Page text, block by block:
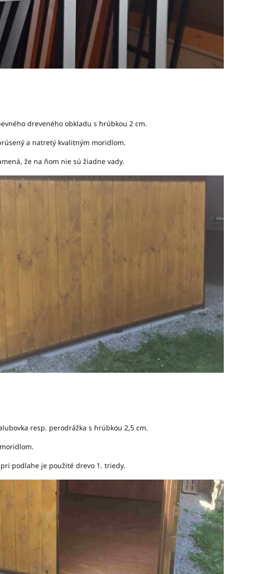
dreveného obkladu s hrúbkou 2 cm.
a natretý kvalitným moridlom.
že na ňom nie sú žiadne vady.
resp. perodrážka s hrúbkou 2,5 cm.
podlahe je použité drevo 1. triedy.